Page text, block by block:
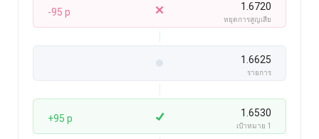
-95 p 1.6720
หยุดการสูญเสีย
1.6625
รายการ
+95 p 1.6530
เป้าหมาย 1